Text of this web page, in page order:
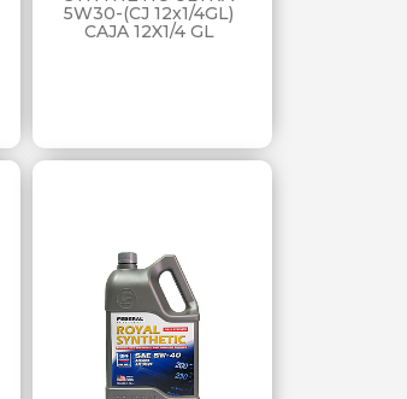
5W30-(CJ 12x1/4GL)
CAJA 12X1/4 GL